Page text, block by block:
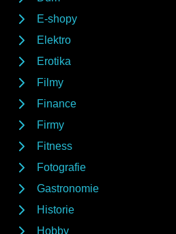
E-shopy
Elektro
Erotika
Filmy
Finance
Firmy
Fitness
Fotografie
Gastronomie
Historie
Hobby